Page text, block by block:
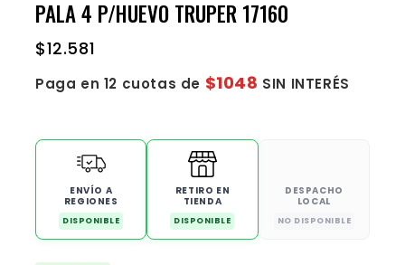
PALA 4 P/HUEVO TRUPER 17160
$12.581
Paga en 12 cuotas de $1048 SIN INTERÉS
ENVÍO A
REGIONES
DISPONIBLE
RETIRO EN
TIENDA
DISPONIBLE
DESPACHO
LOCAL
NO DISPONIBLE